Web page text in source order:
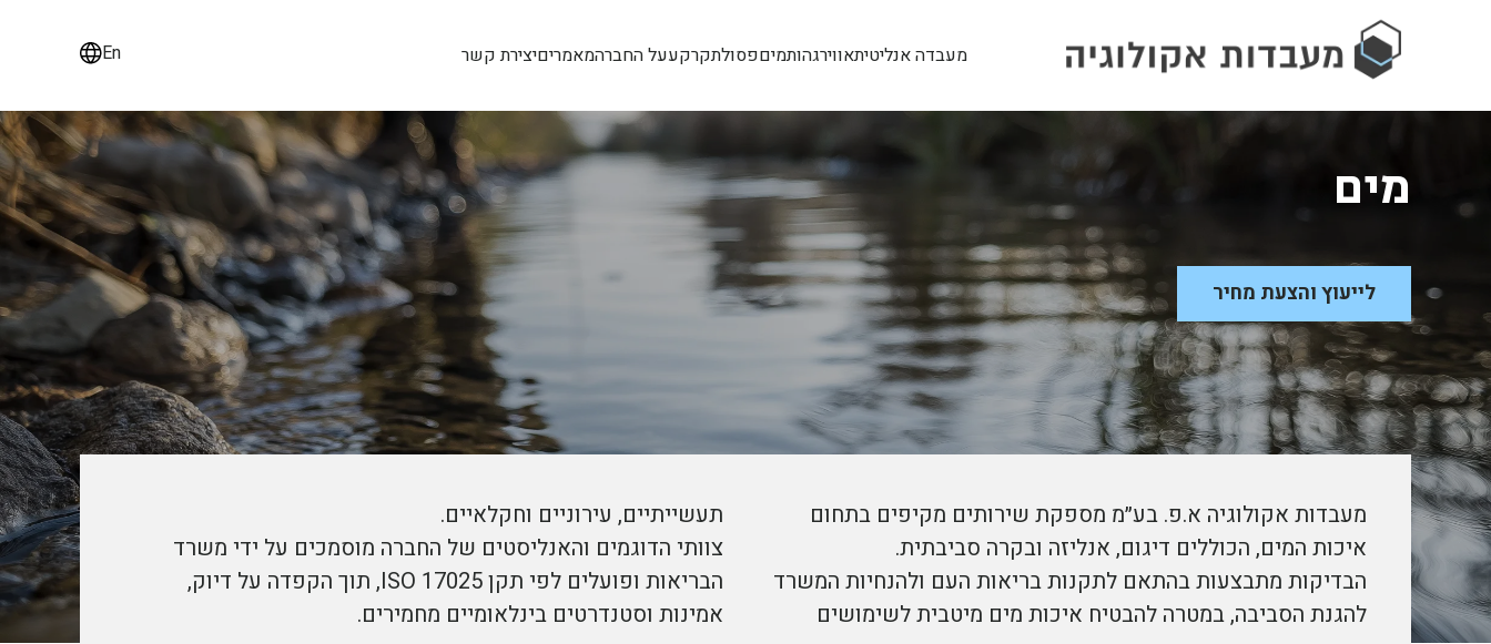
מעבדה אנליטיתאווירגהותמיםפסולתקרקעעל החברהמאמריםיצירת קשר En
מים
לייעוץ והצעת מחיר
מעבדות אקולוגיה א.פ. בע״מ מספקת שירותים מקיפים בתחום
איכות המים, הכוללים דיגום, אנליזה ובקרה סביבתית.
הבדיקות מתבצעות בהתאם לתקנות בריאות העם ולהנחיות המשרד
להגנת הסביבה, במטרה להבטיח איכות מים מיטבית לשימושים
תעשייתיים, עירוניים וחקלאיים.
צוותי הדוגמים והאנליסטים של החברה מוסמכים על ידי משרד
הבריאות ופועלים לפי תקן ISO 17025, תוך הקפדה על דיוק,
אמינות וסטנדרטים בינלאומיים מחמירים.